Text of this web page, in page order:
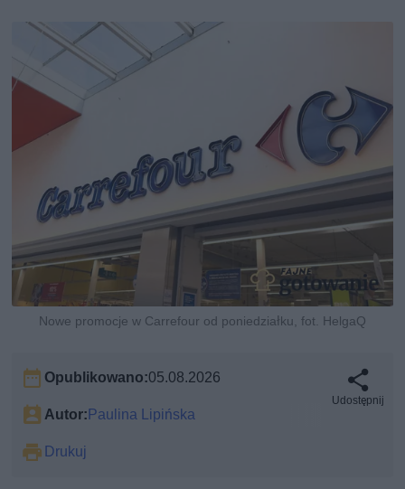
Nowe promocje w Carrefour od poniedziałku, fot. HelgaQ
Opublikowano:05.08.2026
Autor: Paulina Lipińska
Drukuj
Udostępnij